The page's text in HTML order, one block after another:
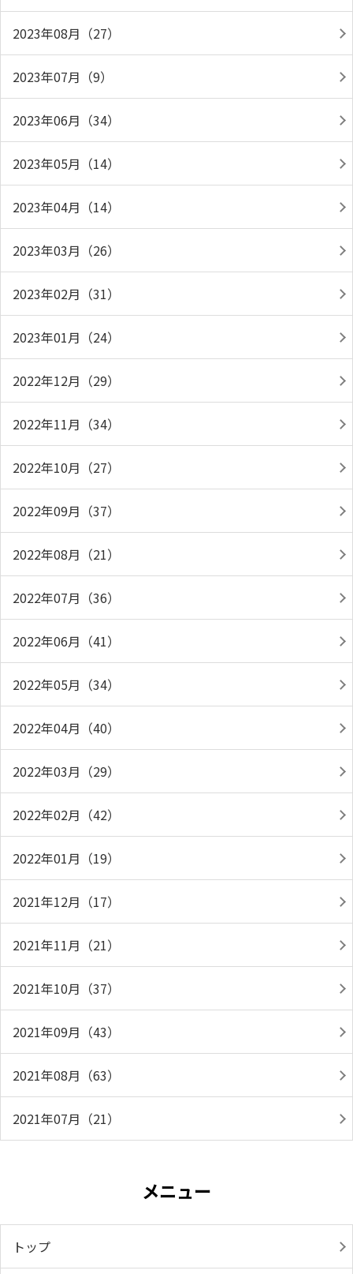
2023年08月（27）
2023年07月（9）
2023年06月（34）
2023年05月（14）
2023年04月（14）
2023年03月（26）
2023年02月（31）
2023年01月（24）
2022年12月（29）
2022年11月（34）
2022年10月（27）
2022年09月（37）
2022年08月（21）
2022年07月（36）
2022年06月（41）
2022年05月（34）
2022年04月（40）
2022年03月（29）
2022年02月（42）
2022年01月（19）
2021年12月（17）
2021年11月（21）
2021年10月（37）
2021年09月（43）
2021年08月（63）
2021年07月（21）
メニュー
トップ